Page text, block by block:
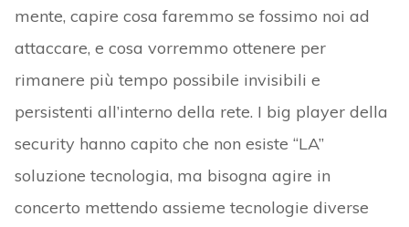
mente, capire cosa faremmo se fossimo noi ad
attaccare, e cosa vorremmo ottenere per
rimanere più tempo possibile invisibili e
persistenti all’interno della rete. I big player della
security hanno capito che non esiste “LA”
soluzione tecnologia, ma bisogna agire in
concerto mettendo assieme tecnologie diverse